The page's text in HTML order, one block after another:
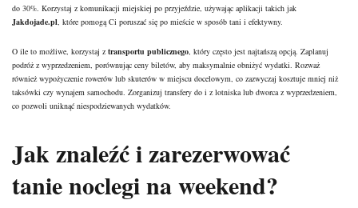
do 30%. Korzystaj z komunikacji miejskiej po przyjeździe, używając aplikacji takich jak
Jakdojade.pl , które pomogą Ci poruszać się po mieście w sposób tani i efektywny.
O ile to możliwe, korzystaj z transportu publicznego , który często jest najtańszą opcją. Zaplanuj
podróż z wyprzedzeniem, porównując ceny biletów, aby maksymalnie obniżyć wydatki. Rozważ
również wypożyczenie rowerów lub skuterów w miejscu docelowym, co zazwyczaj kosztuje mniej niż
taksówki czy wynajem samochodu. Zorganizuj transfery do i z lotniska lub dworca z wyprzedzeniem,
co pozwoli uniknąć niespodziewanych wydatków.
Jak znaleźć i zarezerwować
tanie noclegi na weekend?